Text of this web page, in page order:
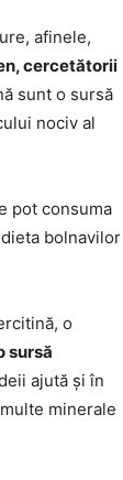
afinele,
cercetătorii
sunt o sursă
nociv al
pot consuma
bolnavilor
o
sursă
ajută și în
minerale